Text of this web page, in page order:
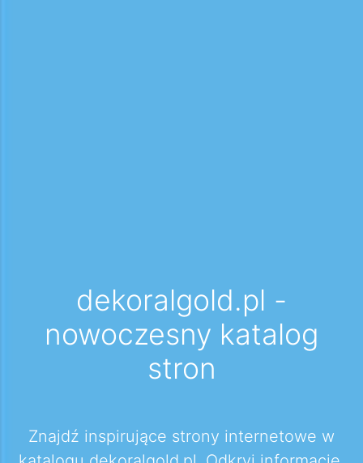
dekoralgold.pl -
nowoczesny katalog
stron
Znajdź inspirujące strony internetowe w